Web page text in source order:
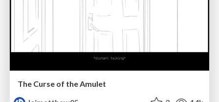
The Curse of the Amulet